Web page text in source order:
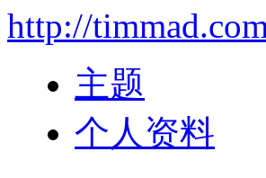
http://
主题
个人资料